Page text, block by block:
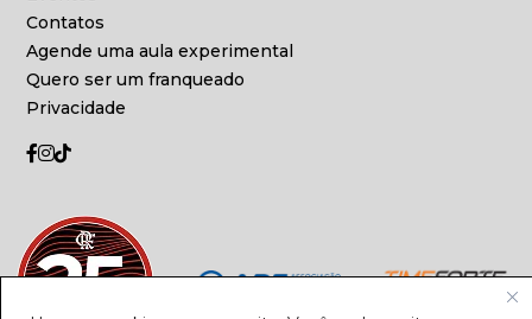
Contatos
Agende uma aula experimental
Quero ser um franqueado
Privacidade